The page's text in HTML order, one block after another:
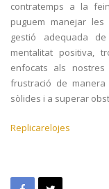
contratemps a la
puguem manejar
gestió adequada
mentalitat positiva,
enfocats als
frustració de
sòlides i a superar
Replicarelojes